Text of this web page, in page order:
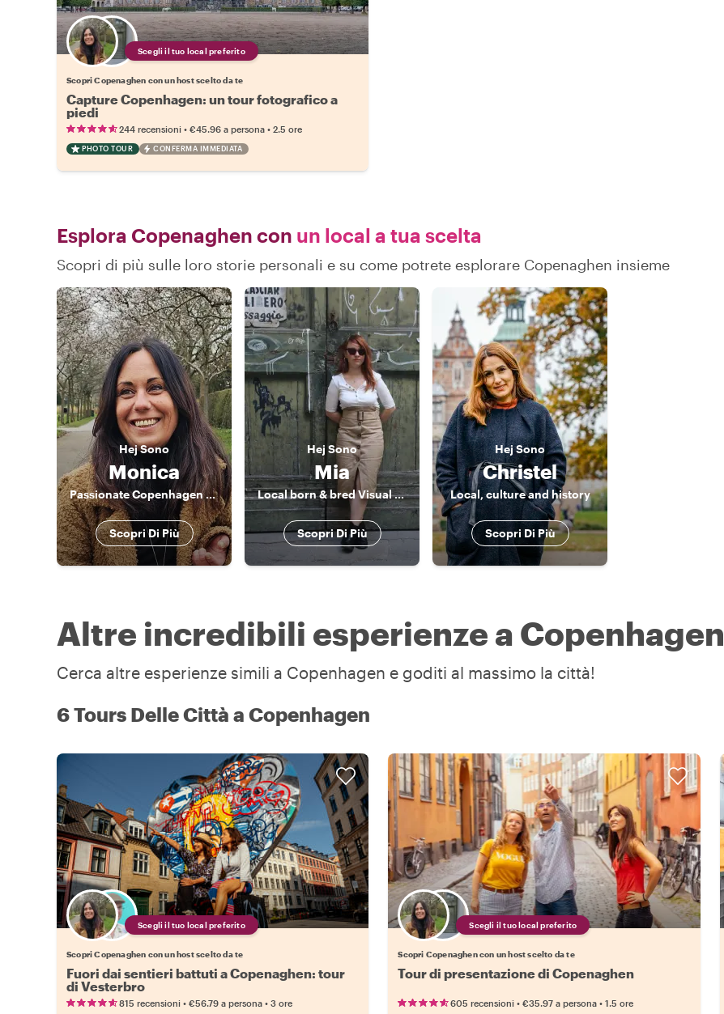
Scegli il tuo local preferito
Scopri Copenaghen con un host scelto da te
Capture Copenhagen: un tour fotografico a
piedi
244 recensioni • €45.96 a persona • 2.5 ore
PHOTO TOUR CONFERMA IMMEDIATA
Esplora Copenaghen con un local a tua scelta
Scopri di più sulle loro storie personali e su come potrete esplorare Copenaghen insieme
HejSono
Monica
Passionate Copenhagen Guide – Discover Food, Art & Nature with a Local
Scopri Di Più
Hej Sono
Mia
Local born & bred Visual Artist with passion for history
Scopri Di Più
HejSono
Christel
Local, culture and history
Scopri Di Più
Altre incredibili esperienze a Copenhagen
Cerca altre esperienze simili a Copenhagen e goditi al massimo la città!
6 Tours Delle Città a Copenhagen
Scegli il tuo local preferito
Scopri Copenaghen con un host scelto da te
Fuori dai sentieri battuti a Copenaghen: tour
di Vesterbro
815 recensioni • €56.79 a persona • 3 ore
Scegli il tuo local preferito
Scopri Copenaghen con un host scelto da te
Tour di presentazione di Copenaghen
605 recensioni •€35.97 a persona •1.5 ore